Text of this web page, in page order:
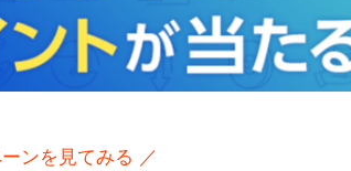
ンを見てみる ／